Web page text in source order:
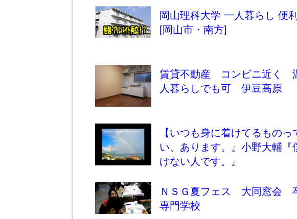
岡山理科大学 一人暮らし 便
[岡山市・南方]
賃貸不動産 コンビニ近く
人暮らしでも可 伊豆高原
【いつも身に着けてるもの
い、あります。』小野大輔
けない人です。』
ＮＳＧ夏フェス 大同窓会
専門学校